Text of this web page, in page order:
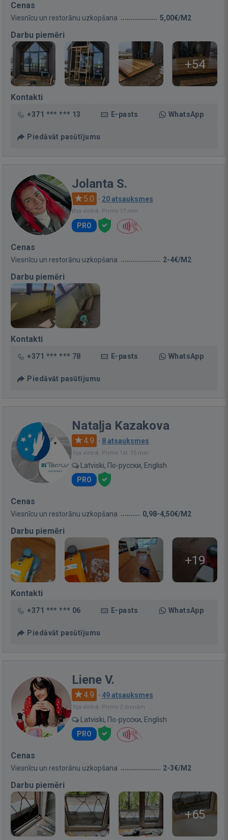
Cenas
Viesnīcu un restorānu uzkopšana 5,00€/M2
Darbu piemēri
+54
Kontakti
+371 *** *** 13 E-pasts WhatsApp
Piedāvāt pasūtījumu
Jolanta S.
5.0 · 20 atsauksmes
Bija vietnē: Pirms 17 min.
PRO
Cenas
Viesnīcu un restorānu uzkopšana 2-4€/M2
Darbu piemēri
Kontakti
+371 *** *** 78 E-pasts WhatsApp
Piedāvāt pasūtījumu
Nataļja Kazakova
4.9 · 8 atsauksmes
Bija vietnē: Pirms 1st. 15 min.
Latviski, По-русски, English
PRO
Cenas
Viesnīcu un restorānu uzkopšana 0,98-4,50€/M2
Darbu piemēri
+19
Kontakti
+371 *** *** 06 E-pasts WhatsApp
Piedāvāt pasūtījumu
Liene V.
4.9 · 49 atsauksmes
Bija vietnē: Pirms 2 dienām
Latviski, По-русски, English
PRO
Cenas
Viesnīcu un restorānu uzkopšana 2-3€/M2
Darbu piemēri
+65